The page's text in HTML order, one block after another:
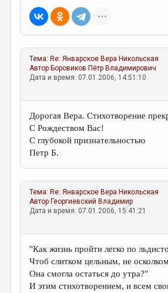
Тема: Re: Январское Вера Никольская
Автор Боровиков Пётр Владимирович
Дата и время: 07.01.2006, 14:51:10
Дорогая Вера. Стихотворение
С Рождеством Вас!
С глубокой признательностью
Петр Б.
Тема: Re: Январское Вера Никольская
Автор Георгиевский Владимир
Дата и время: 07.01.2006, 15:41:21
"Как жизнь пройти легко по
Чтоб слитком цельным, не
Она смогла остаться до утра?"
И этим стихотворением, и всем